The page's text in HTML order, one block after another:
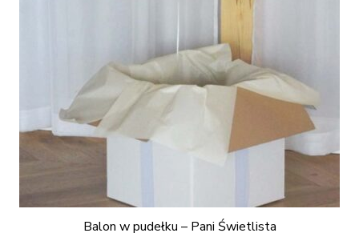
Balon w pudełku – Pani Świetlista